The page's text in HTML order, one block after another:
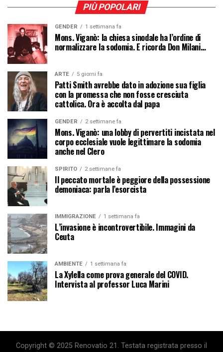
PIÙ POPOLARI
GENDER 1 settimana fa
Mons. Viganò: la chiesa sinodale ha l’ordine di
normalizzare la sodomia. E ricorda Don Milani…
ARTE 5 giorni fa
Patti Smith avrebbe dato in adozione sua figlia
con la promessa che non fosse cresciuta
cattolica. Ora è accolta dal papa
GENDER 2 settimane fa
Mons. Viganò: una lobby di pervertiti incistata nel
corpo ecclesiale vuole legittimare la sodomia
anche nel Clero
SPIRITO 2 settimane fa
Il peccato mortale è peggiore della possessione
demoniaca: parla l’esorcista
IMMIGRAZIONE 1 settimana fa
L’invasione è incontrovertibile. Immagini da
Ceuta
AMBIENTE 1 settimana fa
La Xylella come prova generale del COVID.
Intervista al professor Luca Marini
Copyright © 2025 Renovatio 21. Testata registrata presso il